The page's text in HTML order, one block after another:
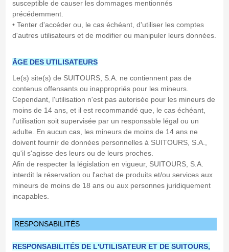
susceptible de causer les dommages mentionnés
précédemment.
• Tenter d'accéder ou, le cas échéant, d'utiliser les comptes
d'autres utilisateurs et de modifier ou manipuler leurs données.
ÂGE DES UTILISATEURS
Le(s) site(s) de SUITOURS, S.A. ne contiennent pas de
contenus offensants ou inappropriés pour les mineurs.
Cependant, l'utilisation n'est pas autorisée pour les mineurs de
moins de 14 ans, et il est recommandé que, le cas échéant,
l'utilisation soit supervisée par un responsable légal ou un
adulte. En aucun cas, les mineurs de moins de 14 ans ne
doivent fournir de données personnelles à SUITOURS, S.A.,
qu'il s'agisse des leurs ou de leurs proches.
Afin de respecter la législation en vigueur, SUITOURS, S.A.
interdit la réservation ou l'achat de produits et/ou services aux
mineurs de moins de 18 ans ou aux personnes juridiquement
incapables.
RESPONSABILITÉS
RESPONSABILITÉS DE L'UTILISATEUR ET DE SUITOURS,